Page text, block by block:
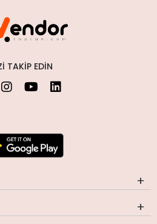
TAKIP EDIN